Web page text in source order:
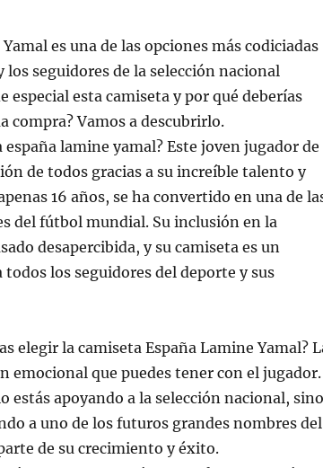
es una de las opciones más codiciadas
seguidores de la selección nacional
especial esta camiseta y por qué deberías
compra? Vamos a descubrirlo.
lamine yamal? Este joven jugador de
de todos gracias a su increíble talento y
16 años, se ha convertido en una de
del fútbol mundial. Su inclusión en la
desapercibida, y su camiseta es un
los seguidores del deporte y sus
elegir la camiseta España Lamine Yamal?
emocional que puedes tener con el jugador.
estás apoyando a la selección nacional, sino
a uno de los futuros grandes nombres del
de su crecimiento y éxito.